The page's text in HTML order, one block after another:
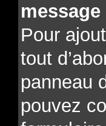
message
Pour
tout
panneau
pouvez